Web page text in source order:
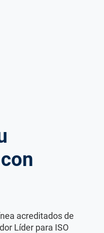
acreditados de
Líder para ISO